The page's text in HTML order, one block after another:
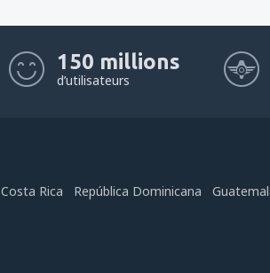
150 millions
d’utilisateurs
Costa Rica República Dominicana